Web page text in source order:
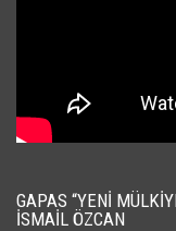
GAPAS “YENI
İSMAIL ÖZCAN